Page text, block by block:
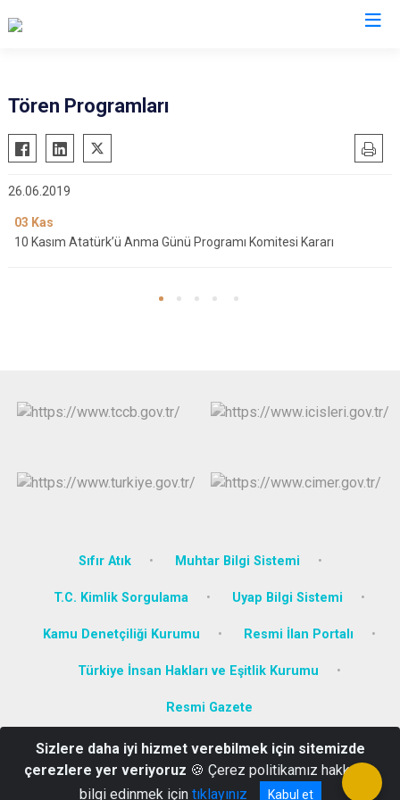
Bozdoğan
Buharkent
Çine
Didim
Germencik
Söke
Yenipazar
Tören Programları
26.06.2019
03 Kas
10 Kasım Atatürk’ü Anma Günü Programı Komitesi Kararı
Sıfır Atık Muhtar Bilgi Sistemi
T.C. Kimlik Sorgulama Uyap Bilgi Sistemi
Kamu Denetçiliği Kurumu Resmi İlan Portalı
Türkiye İnsan Hakları ve Eşitlik Kurumu
Resmi Gazete
Camikebir Mahallesi Atatürk Bulvarı No: 8 Kuşadası/AYDIN
0256 614 69 92
Sizlere daha iyi hizmet verebilmek için sitemizde
çerezlere yer veriyoruz 🍪 Çerez politikamız hakkında
bilgi edinmek için tıklayınız Kabul et